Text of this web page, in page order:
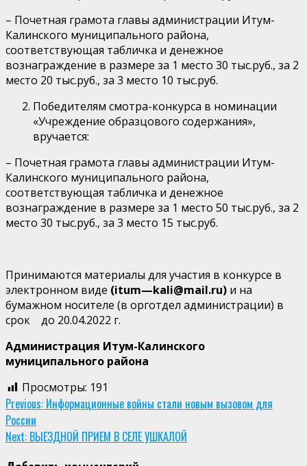
– Почетная грамота главы администрации Итум-
Калинского муниципального района,
соответствующая табличка и денежное
вознаграждение в размере за 1 место 30 тыс.руб., за 2
место 20 тыс.руб., за 3 место 10 тыс.руб.
Победителям смотра-конкурса в номинации
«Учреждение образцового содержания»,
вручается:
– Почетная грамота главы администрации Итум-
Калинского муниципального района,
соответствующая табличка и денежное
вознаграждение в размере за 1 место 50 тыс.руб., за 2
место 30 тыс.руб., за 3 место 15 тыс.руб.
Принимаются материалы для участия в конкурсе в
электронном виде (itum—kali@mail.ru) и на
бумажном носителе (в орготдел администрации) в
срок до 20.04.2022 г.
Администрация Итум-Калинского
муниципального района
Просмотры: 191
Continue
Reading
Previous: Информационные войны стали новым вызовом для
России
Next: ВЫЕЗДНОЙ ПРИЕМ В СЕЛЕ УШКАЛОЙ